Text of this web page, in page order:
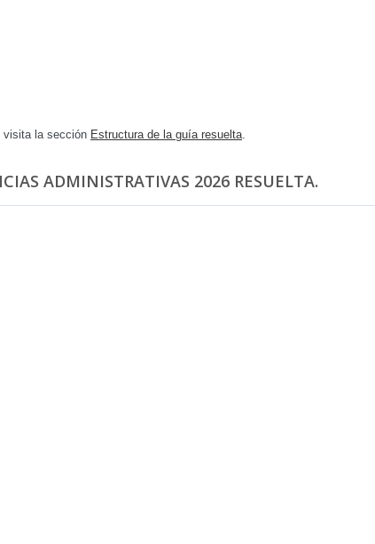
visita la sección Estructura de la guía resuelta.
ADMINISTRATIVAS 2026 RESUELTA.